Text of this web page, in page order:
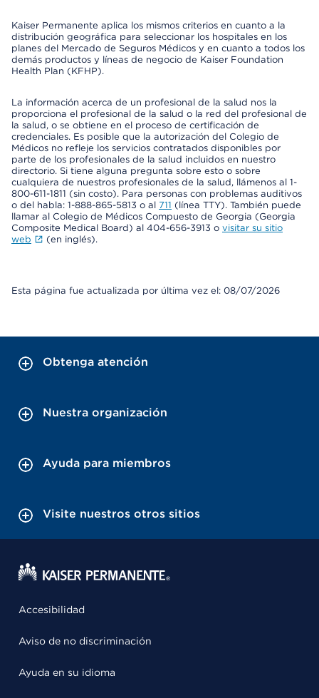
Kaiser Permanente aplica los mismos criterios en cuanto a la
distribución geográfica para seleccionar los hospitales en los
planes del Mercado de Seguros Médicos y en cuanto a todos los
demás productos y líneas de negocio de Kaiser Foundation
Health Plan (KFHP).
La información acerca de un profesional de la salud nos la
proporciona el profesional de la salud o la red del profesional de
la salud, o se obtiene en el proceso de certificación de
credenciales. Es posible que la autorización del Colegio de
Médicos no refleje los servicios contratados disponibles por
parte de los profesionales de la salud incluidos en nuestro
directorio. Si tiene alguna pregunta sobre esto o sobre
cualquiera de nuestros profesionales de la salud, llámenos al 1-
800-611-1811 (sin costo). Para personas con problemas auditivos
o del habla: 1-888-865-5813 o al 711 (línea TTY). También puede
llamar al Colegio de Médicos Compuesto de Georgia (Georgia
Composite Medical Board) al 404-656-3913 o visitar su sitio
web
(en inglés).
Esta página fue actualizada por última vez el: 08/07/2026
Obtenga atención
Nuestra organización
Ayuda para miembros
Visite nuestros otros sitios
Accesibilidad
Aviso de no discriminación
Ayuda en su idioma